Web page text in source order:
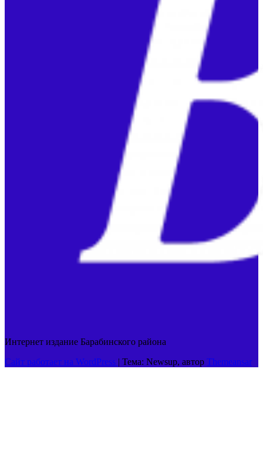
Интернет издание Барабинского района
Сайт работает на WordPress | Тема: Newsup, автор Themeansar